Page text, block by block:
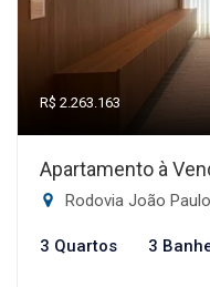
R$ 2.263.163
Apartamento à
Rodovia João Paulo,
3 Quartos 3